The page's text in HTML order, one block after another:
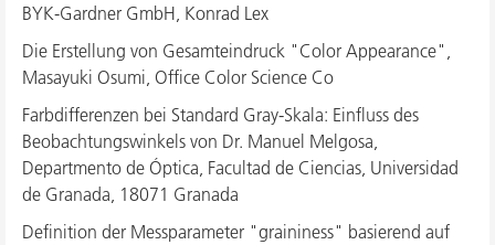
BYK-Gardner GmbH, Konrad Lex
Die Erstellung von Gesamteindruck "Color Appearance",
Masayuki Osumi, Office Color Science Co
Farbdifferenzen bei Standard Gray-Skala: Einfluss des
Beobachtungswinkels von Dr. Manuel Melgosa,
Departmento de Óptica, Facultad de Ciencias, Universidad
de Granada, 18071 Granada
Definition der Messparameter "graininess" basierend auf